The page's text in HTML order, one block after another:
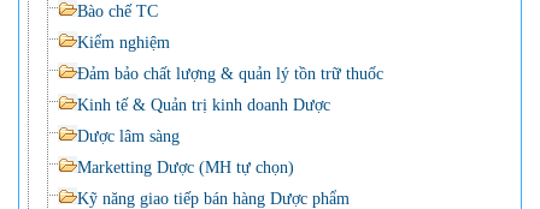
Bào chế TC
Kiểm nghiệm
Đảm bảo chất lượng & quản lý tồn trữ thuốc
Kinh tế & Quản trị kinh doanh Dược
Dược lâm sàng
Marketting Dược (MH tự chọn)
Kỹ năng giao tiếp bán hàng Dược phẩm